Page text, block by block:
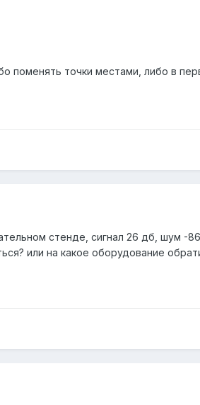
точки местами, либо в
стенде, сигнал 26 дб, шум -
или на какое оборудование